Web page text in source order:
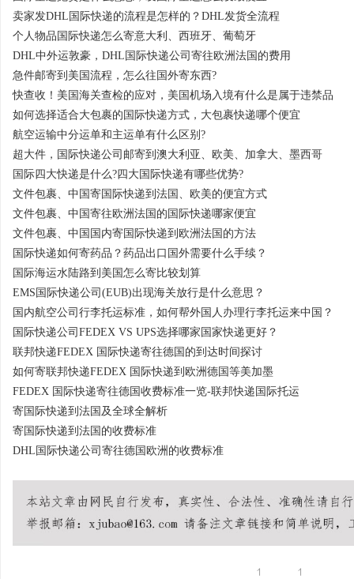
卖家发DHL国际快递的流程是怎样的？DHL发货全流程
个人物品国际快递怎么寄意大利、西班牙、葡萄牙
DHL中外运敦豪，DHL国际快递公司寄往欧洲法国的费用
急件邮寄到美国流程，怎么往国外寄东西?
快查收！美国海关查检的应对，美国机场入境有什么是属于违禁品
如何选择适合大包裹的国际快递方式，大包裹快递哪个便宜
航空运输中分运单和主运单有什么区别?
超大件，国际快递公司邮寄到澳大利亚、欧美、加拿大、墨西哥
国际四大快递是什么?四大国际快递有哪些优势?
文件包裹、中国寄国际快递到法国、欧美的便宜方式
文件包裹、中国寄往欧洲法国的国际快递哪家便宜
文件包裹、中国国内寄国际快递到欧洲法国的方法
国际快递如何寄药品？药品出口国外需要什么手续？
国际海运水陆路到美国怎么寄比较划算
EMS国际快递公司(EUB)出现海关放行是什么意思？
国内航空公司行李托运标准，如何帮外国人办理行李托运来中国？
国际快递公司FEDEX VS UPS选择哪家国家快递更好？
联邦快递FEDEX 国际快递寄往德国的到达时间探讨
如何寄联邦快递FEDEX 国际快递到欧洲德国等美加墨
FEDEX 国际快递寄往德国收费标准一览-联邦快递国际托运
寄国际快递到法国及全球全解析
寄国际快递到法国的收费标准
DHL国际快递公司寄往德国欧洲的收费标准
1 1